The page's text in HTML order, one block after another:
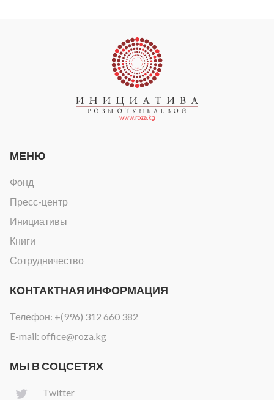
МЕНЮ
Фонд
Пресс-центр
Инициативы
Книги
Сотрудничество
КОНТАКТНАЯ ИНФОРМАЦИЯ
Телефон: +(996) 312 660 382
E-mail: office@roza.kg
МЫ В СОЦСЕТЯХ
Twitter